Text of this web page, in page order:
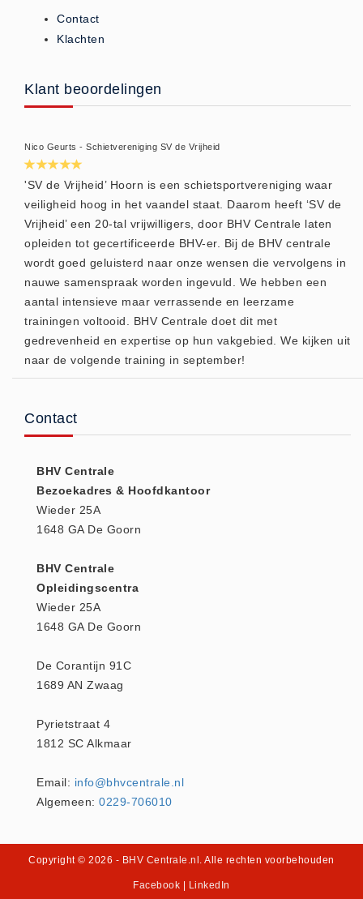
Privacy
Verzending
Algemene Voorwaarden
Vacatures
Winkel
(20)
AED apparaten (11)
ACTIE
Actie (5)
AED
AED apparaten (11)
AED batterijen (12)
AED binnen - buiten kasten (11)
AED elektroden (18)
BHV kasten (5)
BHV Kleding
BHV kasten (0)
Evacuatie - Zaklampen (0)
Brandblusmiddelen
Brandblussers (0)
Blusserkasten (3)
Poederblussers (5)
Brandmelders
CO melders (2)
Contact
Klachten
Klant beoordelingen
Nico Geurts - Schietvereniging SV de Vrijheid
'SV de Vrijheid’ Hoorn is een schietsportvereniging waar
veiligheid hoog in het vaandel staat. Daarom heeft ‘SV de
Vrijheid’ een 20-tal vrijwilligers, door BHV Centrale laten
opleiden tot gecertificeerde BHV-er. Bij de BHV centrale
wordt goed geluisterd naar onze wensen die vervolgens in
nauwe samenspraak worden ingevuld. We hebben een
aantal intensieve maar verrassende en leerzame
trainingen voltooid. BHV Centrale doet dit met
gedrevenheid en expertise op hun vakgebied. We kijken uit
naar de volgende training in september!
Contact
BHV Centrale
Bezoekadres & Hoofdkantoor
Wieder 25A
1648 GA De Goorn
BHV Centrale
Opleidingscentra
Wieder 25A
1648 GA De Goorn
De Corantijn 91C
1689 AN Zwaag
Pyrietstraat 4
1812 SC Alkmaar
Email: info@bhvcentrale.nl
Algemeen: 0229-706010
Copyright © 2026 - BHV Centrale.nl . Alle rechten voorbehouden
Facebook LinkedIn